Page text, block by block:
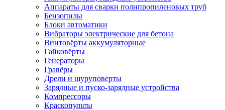
Аппараты для сварки полипропиленовых труб
Бензопилы
Блоки автоматики
Вибраторы электрические для бетона
Винтовёрты аккумуляторные
Гайковёрты
Генераторы
Гравёры
Дрели и шуруповерты
Зарядные и пуско-зарядные устройства
Компрессоры
Краскопульты